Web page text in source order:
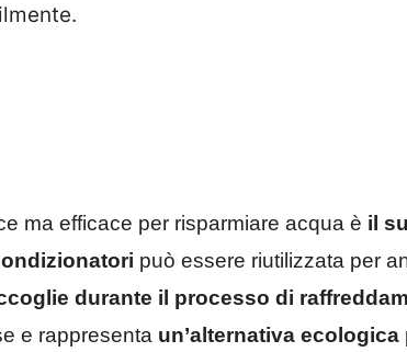
ma efficace per risparmiare acqua è il
può essere riutilizzata per
durante il processo di
e rappresenta un’alternativa ecologica